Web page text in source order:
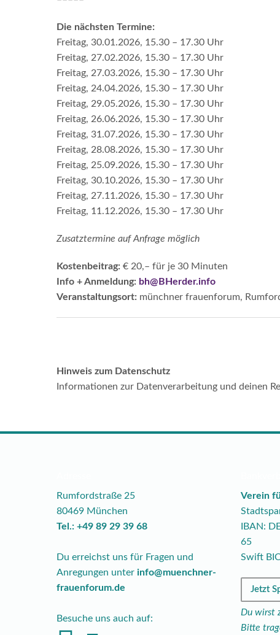
Die nächsten Termine:
Freitag, 30.01.2026, 15.30 – 17.30 Uhr
Freitag, 27.02.2026, 15.30 – 17.30 Uhr
Freitag, 27.03.2026, 15.30 – 17.30 Uhr
Freitag, 24.04.2026, 15.30 – 17.30 Uhr
Freitag, 29.05.2026, 15.30 – 17.30 Uhr
Freitag, 26.06.2026, 15.30 – 17.30 Uhr
Freitag, 31.07.2026, 15.30 – 17.30 Uhr
Freitag, 28.08.2026, 15.30 – 17.30 Uhr
Freitag, 25.09.2026, 15.30 – 17.30 Uhr
Freitag, 30.10.2026, 15.30 – 17.30 Uhr
Freitag, 27.11.2026, 15.30 – 17.30 Uhr
Freitag, 11.12.2026, 15.30 – 17.30 Uhr
Zusatztermine auf Anfrage möglich
Kostenbeitrag: € 20,– für je 30 Minuten
Info + Anmeldung: bh@BHerder.info
Veranstaltungsort: münchner frauenforum,
Hinweis zum Datenschutz
Informationen zur Datenverarbeitung und deinen
Rumfordstraße 25
80469 München
Tel.: +49 89 29 39 68
Du erreichst uns für Fragen und
Anregungen unter info@muenchner-
frauenforum.de
Besuche uns auch auf:
Verein
IBAN:
65
Swift
Jetzt
Du wirst
Bitte